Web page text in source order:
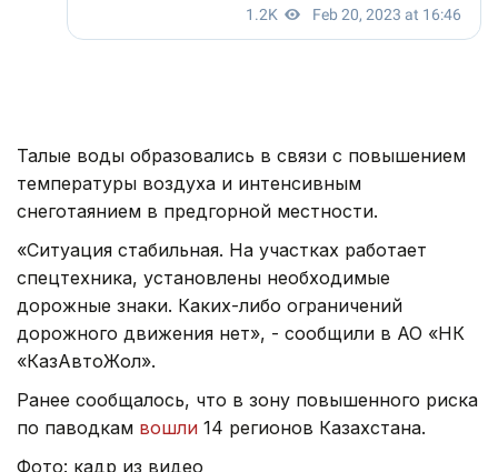
Талые воды образовались в связи с повышением
температуры воздуха и интенсивным
снеготаянием в предгорной местности.
«Ситуация стабильная. На участках работает
спецтехника, установлены необходимые
дорожные знаки. Каких-либо ограничений
дорожного движения нет», - сообщили в АО «НК
«КазАвтоЖол».
Ранее сообщалось, что в зону повышенного риска
по паводкам вошли 14 регионов Казахстана.
Фото: кадр из видео